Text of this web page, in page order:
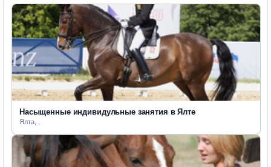
Насыщенные индивидульные занятия в Ялте
Ялта, .